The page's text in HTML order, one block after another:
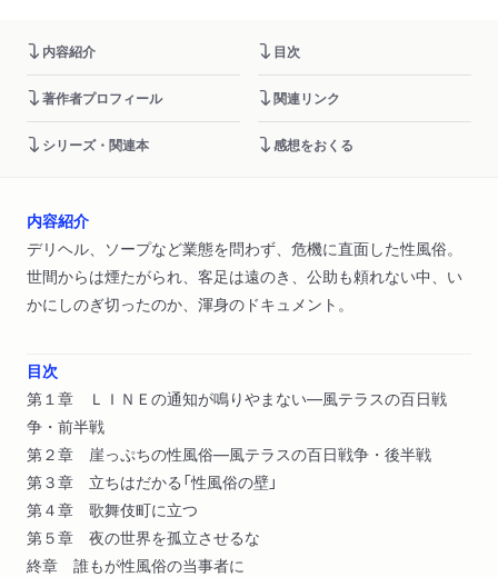
内容紹介 目次
著作者プロフィール 関連リンク
シリーズ・関連本 感想をおくる
内容紹介
デリヘル、ソープなど業態を問わず、危機に直面した性風俗。
世間からは煙たがられ、客足は遠のき、公助も頼れない中、い
かにしのぎ切ったのか、渾身のドキュメント。
目次
第１章 ＬＩＮＥの通知が鳴りやまない―風テラスの百日戦
争・前半戦
第２章 崖っぷちの性風俗―風テラスの百日戦争・後半戦
第３章 立ちはだかる「性風俗の壁」
第４章 歌舞伎町に立つ
第５章 夜の世界を孤立させるな
終章 誰もが性風俗の当事者に